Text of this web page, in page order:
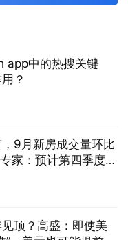
app中的热搜关键
？
9月新房成交量环比
家：预计第四季度仍
顶？高盛：即使美